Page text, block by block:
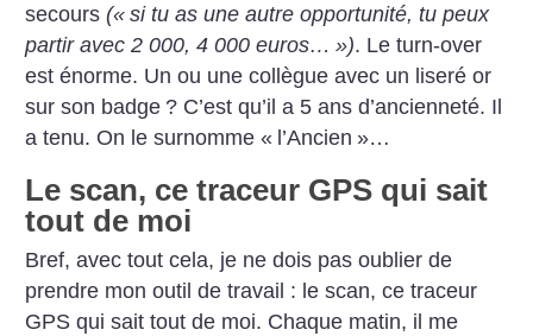
secours(« si tu as une autre opportunité, tu peux
partir avec 2 000, 4 000 euros… »). Le turn-over
est énorme. Un ou une collègue avec un liseré or
sur son badge ? C’est qu’il a 5 ans d’ancienneté. Il
a tenu. On le surnomme « l’Ancien »…
Le scan, ce traceur GPS qui sait
tout de moi
Bref, avec tout cela, je ne dois pas oublier de
prendre mon outil de travail : le scan, ce traceur
GPS qui sait tout de moi. Chaque matin, il me